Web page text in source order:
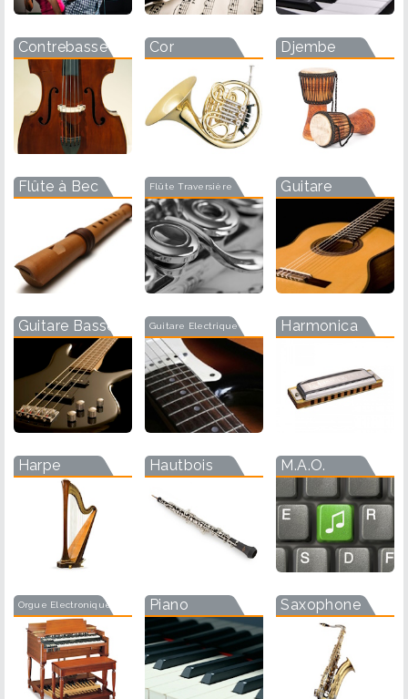
Contrebasse Cor Djembe
Flûte à Bec Flûte Traversière Guitare
Guitare Basse Guitare Electrique Harmonica
Harpe Hautbois M.A.O.
Orgue Electronique Piano Saxophone